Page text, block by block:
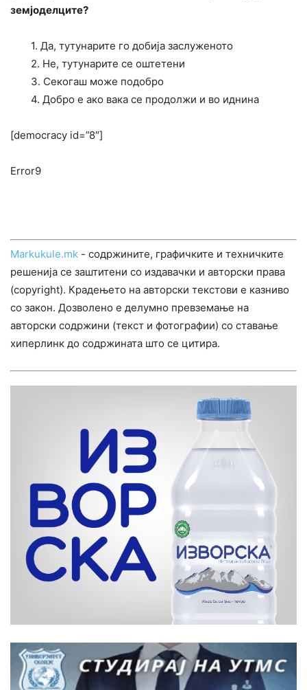
земјоделците?
1. Да, тутунарите го добија заслуженото
2. Не, тутунарите се оштетени
3. Секогаш може подобро
4. Добро е ако вака се продолжи и во иднина
[democracy id=”8″]
Error9
Markukule.mk - содржините, графичките и техничките
решенија се заштитени со издавачки и авторски права
(copyright). Крадењето на авторски текстови е казниво
со закон. Дозволено е делумно превземање на
авторски содржини (текст и фотографии) со ставање
хиперлинк до содржината што се цитира.